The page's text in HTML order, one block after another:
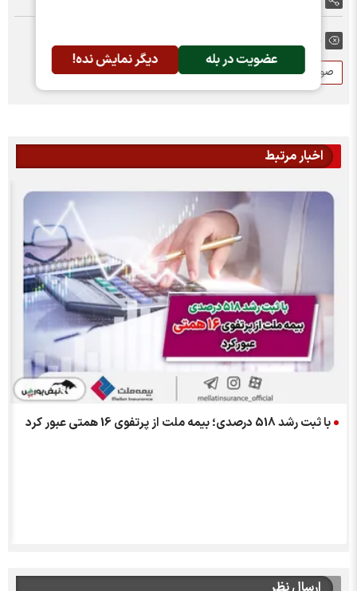
عضویت در بله دیگر نمایش نده!
صورت های مالی سود هر سهم ملت
اخبار مرتبط
با ثبت رشد 518 درصدی؛ بیمه ملت از پرتفوی 16 همتی عبور کرد